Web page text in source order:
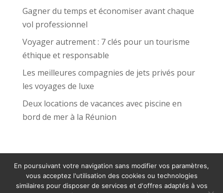
Gagner du temps et économiser avant chaque
vol professionnel
Voyager autrement : 7 clés pour un tourisme
éthique et responsable
Les meilleures compagnies de jets privés pour
les voyages de luxe
Deux locations de vacances avec piscine en
bord de mer à la Réunion
En poursuivant votre navigation sans modifier vos paramètres,
vous acceptez l'utilisation des cookies ou technologies
similaires pour disposer de services et d'offres adaptés à vos